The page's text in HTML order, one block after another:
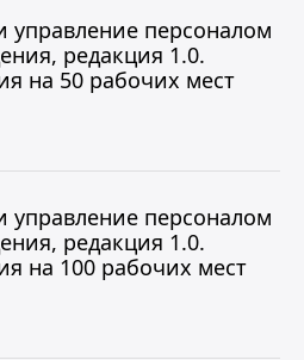
управление персоналом
редакция 1.0.
на 50 рабочих мест
управление персоналом
редакция 1.0.
на 100 рабочих мест